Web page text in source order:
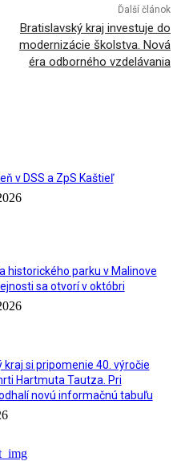
Ďalší článok
Bratislavský kraj investuje do
modernizácie školstva. Nová
éra odborného vzdelávania
v DSS a ZpS Kaštieľ
historického parku v Malinove
sa otvorí v októbri
kraj si pripomenie 40. výročie
Hartmuta Tautza. Pri
novú informačnú tabuľu